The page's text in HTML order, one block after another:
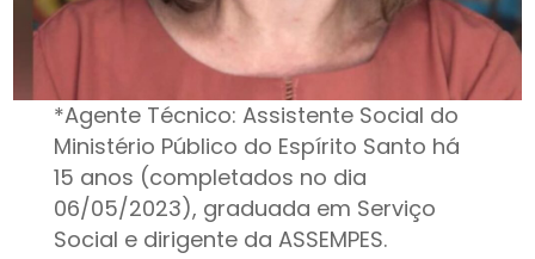
*Agente Técnico: Assistente Social do
Ministério Público do Espírito Santo há
15 anos (completados no dia
06/05/2023), graduada em Serviço
Social e dirigente da ASSEMPES.